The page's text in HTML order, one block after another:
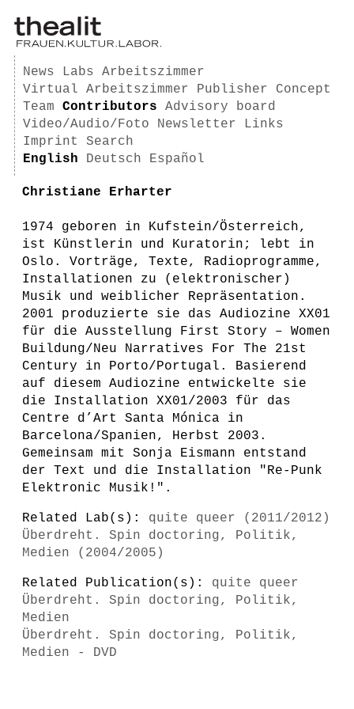
News Labs
Arbeitszimmer
Virtual Arbeitszimmer
Publisher
Concept
Team
Contributors
Advisory board
Video/Audio/Foto
Newsletter
Links
Imprint
Search
English
Deutsch Español
Christiane Erharter
1974 geboren in Kufstein/Österreich,
ist Künstlerin und Kuratorin; lebt in
Oslo. Vorträge, Texte, Radioprogramme,
Installationen zu (elektronischer)
Musik und weiblicher Repräsentation.
2001 produzierte sie das Audiozine XX01
für die Ausstellung First Story – Women
Buildung/Neu Narratives For The 21st
Century in Porto/Portugal. Basierend
auf diesem Audiozine entwickelte sie
die Installation XX01/2003 für das
Centre d’Art Santa Mónica in
Barcelona/Spanien, Herbst 2003.
Gemeinsam mit Sonja Eismann entstand
der Text und die Installation "Re-Punk
Elektronic Musik!".
Related Lab(s): quite queer (2011/2012)
Überdreht. Spin doctoring, Politik,
Medien (2004/2005)
Related Publication(s): quite queer
Überdreht. Spin doctoring, Politik,
Medien
Überdreht. Spin doctoring, Politik,
Medien - DVD